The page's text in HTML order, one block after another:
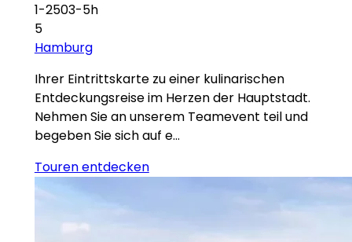
1-2503-5h
5
Hamburg
Ihrer Eintrittskarte zu einer kulinarischen
Entdeckungsreise im Herzen der Hauptstadt.
Nehmen Sie an unserem Teamevent teil und
begeben Sie sich auf e…
Touren entdecken